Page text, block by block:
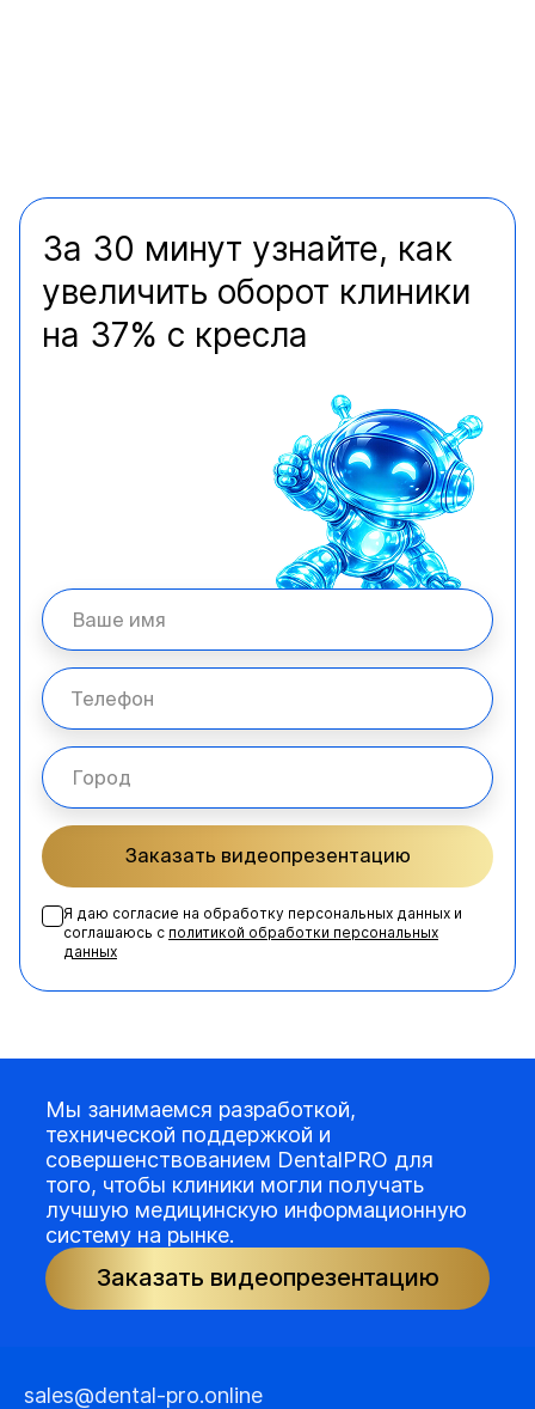
За 30 минут узнайте, как
увеличить оборот клиники
на 37% с кресла
Заказать видеопрезентацию
Я даю согласие на обработку персональных данных и
соглашаюсь с политикой обработки персональных
данных
Мы занимаемся разработкой,
технической поддержкой и
совершенствованием DentalPRO для
того, чтобы клиники могли получать
лучшую медицинскую информационную
систему на рынке.
Заказать видеопрезентацию
sales@dental-pro.online